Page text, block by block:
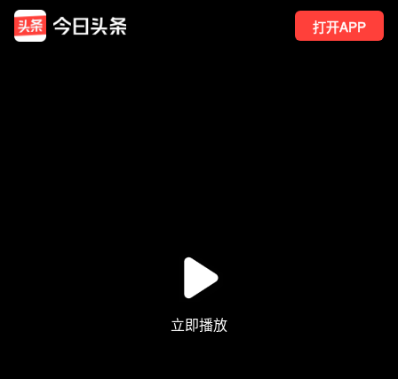
打开APP